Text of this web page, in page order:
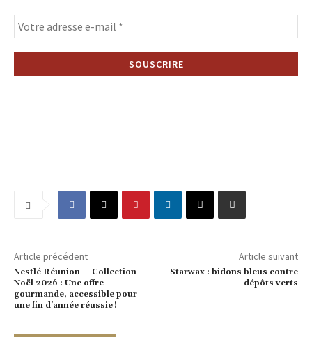
Article précédent
Nestlé Réunion — Collection
Noël 2026 : Une offre
gourmande, accessible pour
une fin d’année réussie !
Article suivant
Starwax : bidons bleus contre
dépôts verts